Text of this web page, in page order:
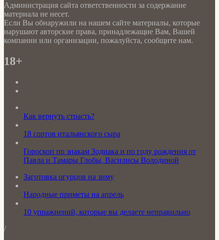
Администрация сайта ответственности за содержание
материала не несет.
Если Вы обнаружили на нашем сайте материалы, которые
нарушают авторские права, принадлежащие Вам, Вашей
компании или организации, пожалуйста, сообщите нам.
18+
Как вернуть страсть?
18 сортов итальянского сыра
Гороскоп по знакам Зодиака и по году рождения от
Павла и Тамары Глобы, Василисы Володиной
Заготовка огурцов на зиму
Народные приметы на апрель
10 упражнений, которые вы делаете неправильно
/